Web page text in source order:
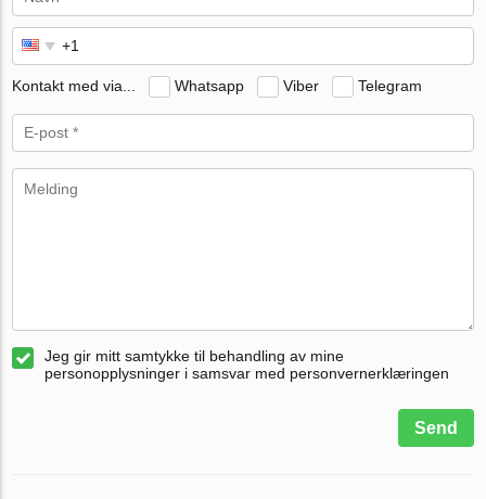
Kontakt med via... Whatsapp Viber Telegram
Jeg gir mitt samtykke til behandling av mine
personopplysninger i samsvar med personvernerklæringen
Send